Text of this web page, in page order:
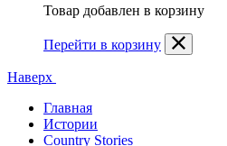
Товар добавлен в корзину
Перейти в корзину
Наверх
Главная
Истории
Country Stories